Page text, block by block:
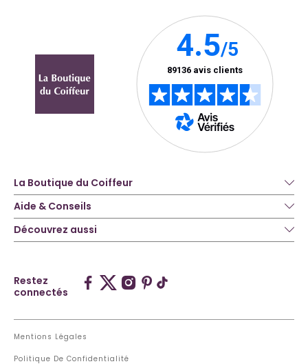
La Boutique du Coiffeur
Aide & Conseils
Découvrez aussi
Restez
connectés
Mentions Légales
Politique De Confidentialité